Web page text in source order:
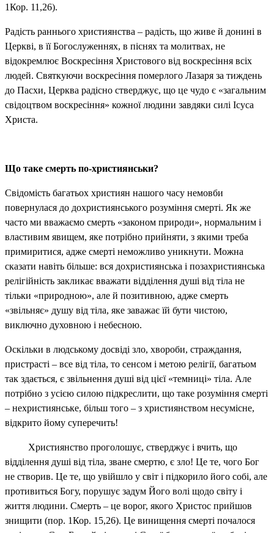
1Кор. 11,26).
Радість раннього християнства – радість, що живе й донині в
Церкві, в її Богослуженнях, в піснях та молитвах, не
відокремлює Воскресіння Христового від воскресіння всіх
людей. Святкуючи воскресіння померлого Лазаря за тиждень
до Пасхи, Церква радісно стверджує, що це чудо є «загальним
свідоцтвом воскресіння» кожної людини завдяки силі Ісуса
Христа.
Що таке смерть по-християнськи?
Свідомість багатьох християн нашого часу немовби
повернулася до дохристиянського розуміння смерті. Як же
часто ми вважаємо смерть «законом природи», нормальним і
властивим явищем, яке потрібно прийняти, з якими треба
примиритися, адже смерті неможливо уникнути. Можна
сказати навіть більше: вся дохристиянська і позахристиянська
релігійність закликає вважати відділення душі від тіла не
тільки «природною», але й позитивною, адже смерть
«звільняє» душу від тіла, яке заважає їй бути чистою,
виключно духовною і небесною.
Оскільки в людському досвіді зло, хвороби, страждання,
пристрасті – все від тіла, то сенсом і метою релігії, багатьом
так здається, є звільнення душі від цієї «темниці» тіла. Але
потрібно з усією силою підкреслити, що таке розуміння смерті
– нехристиянське, більш того – з християнством несумісне,
відкрито йому суперечить!
Християнство проголошує, стверджує і вчить, що
відділення душі від тіла, зване смертю, є зло! Це те, чого Бог
не створив. Це те, що увійшло у світ і підкорило його собі, але
противиться Богу, порушує задум Його волі щодо світу і
життя людини. Смерть – це ворог, якого Христос прийшов
знищити (пор. 1Кор. 15,26). Це винищення смерті почалося